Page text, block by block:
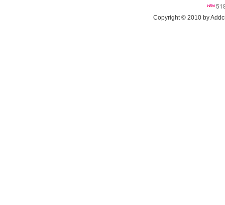
Copyright © 2010 by